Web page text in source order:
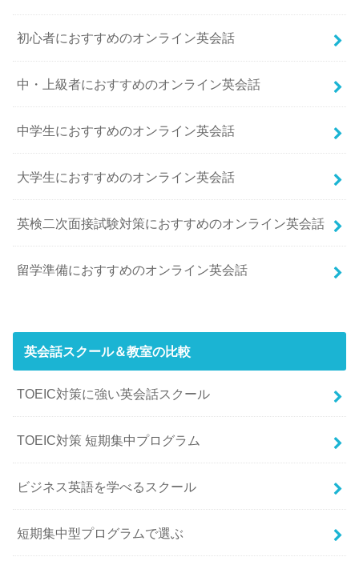
初心者におすすめのオンライン英会話
中・上級者におすすめのオンライン英会話
中学生におすすめのオンライン英会話
大学生におすすめのオンライン英会話
英検二次面接試験対策におすすめのオンライン英会話
留学準備におすすめのオンライン英会話
英会話スクール＆教室の比較
TOEIC対策に強い英会話スクール
TOEIC対策 短期集中プログラム
ビジネス英語を学べるスクール
短期集中型プログラムで選ぶ